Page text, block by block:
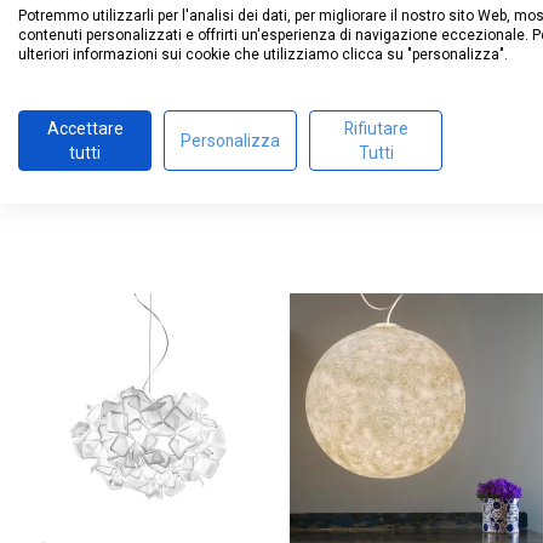
l’impiego di un contrappeso rappresentato da una
movimento del contrappeso lungo la struttura
disponibile nelle versioni da parete, da terra e a
sottoposte a verifica
Vedi tutte le recensioni su questo sito
4 stelle
3stelle
2stelle
stella
Potremmo utilizzarli per l'analisi dei dati, per migliorare il nostro sito Web,
contenuti personalizzati e offrirti un'esperienza di navigazione eccezionale.
ulteriori informazioni sui cookie che utilizziamo clicca su "personalizza".
Accettare
tutti
Personalizza
Rifiutare
Tutti